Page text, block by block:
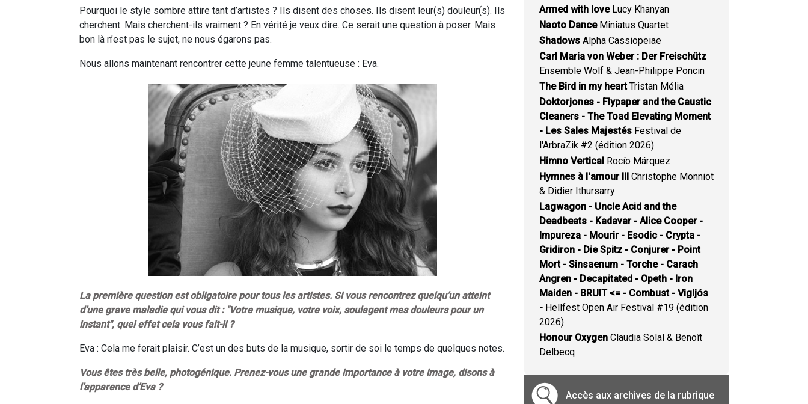
Pourquoi le style sombre attire tant d’artistes ? Ils disent des choses. Ils disent leur(s) douleur(s). Ils
cherchent. Mais cherchent-ils vraiment ? En vérité je veux dire. Ce serait une question à poser. Mais
bon là n’est pas le sujet, ne nous égarons pas.
Nous allons maintenant rencontrer cette jeune femme talentueuse : Eva.
La première question est obligatoire pour tous les artistes. Si vous rencontrez quelqu’un atteint
d’une grave maladie qui vous dit : "Votre musique, votre voix, soulagent mes douleurs pour un
instant", quel effet cela vous fait-il ?
Eva : Cela me ferait plaisir. C’est un des buts de la musique, sortir de soi le temps de quelques notes.
Vous êtes très belle, photogénique. Prenez-vous une grande importance à votre image, disons à
l’apparence d’Eva ?
Armed with loveLucy Khanyan
Naoto DanceMiniatus Quartet
Shadows Alpha Cassiopeiae
Carl Maria von Weber : Der Freischütz
Ensemble Wolf & Jean-Philippe Poncin
The Bird in my heartTristan Mélia
Doktorjones - Flypaper and the Caustic
Cleaners - The Toad Elevating Moment
- Les Sales Majestés Festival de
l'ArbraZik #2 (édition 2026)
Himno Vertical Rocío Márquez
Hymnes à l'amour III Christophe Monniot
& Didier Ithursarry
Lagwagon - Uncle Acid and the
Deadbeats - Kadavar - Alice Cooper -
Impureza - Mourir - Esodic - Crypta -
Gridiron - Die Spitz - Conjurer - Point
Mort - Sinsaenum - Torche - Carach
Angren - Decapitated - Opeth - Iron
Maiden - BRUIT <= - Combust - Vigljós
- Hellfest Open Air Festival #19 (édition
2026)
Honour Oxygen Claudia Solal & Benoît
Delbecq
Accès aux archives de la rubrique